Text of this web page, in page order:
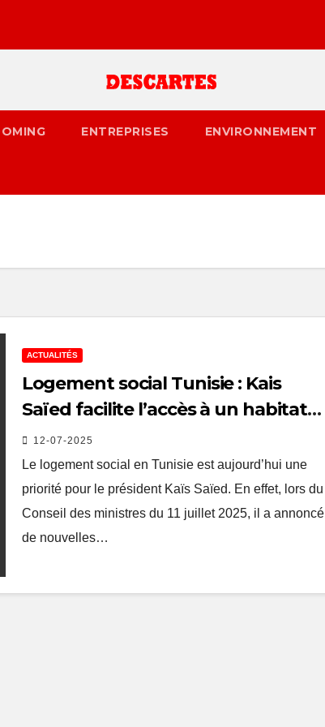
ENTREPRISES ENVIRONNEMENT
ACTUALITÉS
Logement social Tunisie : Kais
Saïed facilite l’accès à un habitat
digne et abordable
12-07-2025
Le logement social en Tunisie est aujourd’hui une
priorité pour le président Kaïs Saïed. En effet, lors du
Conseil des ministres du 11 juillet 2025, il a annoncé
de nouvelles…